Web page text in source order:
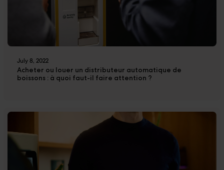
July 8, 2022
Acheter ou louer un distributeur automatique de
boissons : à quoi faut-il faire attention ?